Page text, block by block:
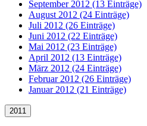
September 2012 (13 Einträge)
August 2012 (24 Einträge)
Juli 2012 (26 Einträge)
Juni 2012 (22 Einträge)
Mai 2012 (23 Einträge)
April 2012 (13 Einträge)
März 2012 (24 Einträge)
Februar 2012 (26 Einträge)
Januar 2012 (21 Einträge)
2011